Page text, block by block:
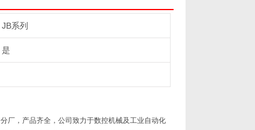
JB系列
是
厂，产品齐全，公司致力于数控机械及工业自动化